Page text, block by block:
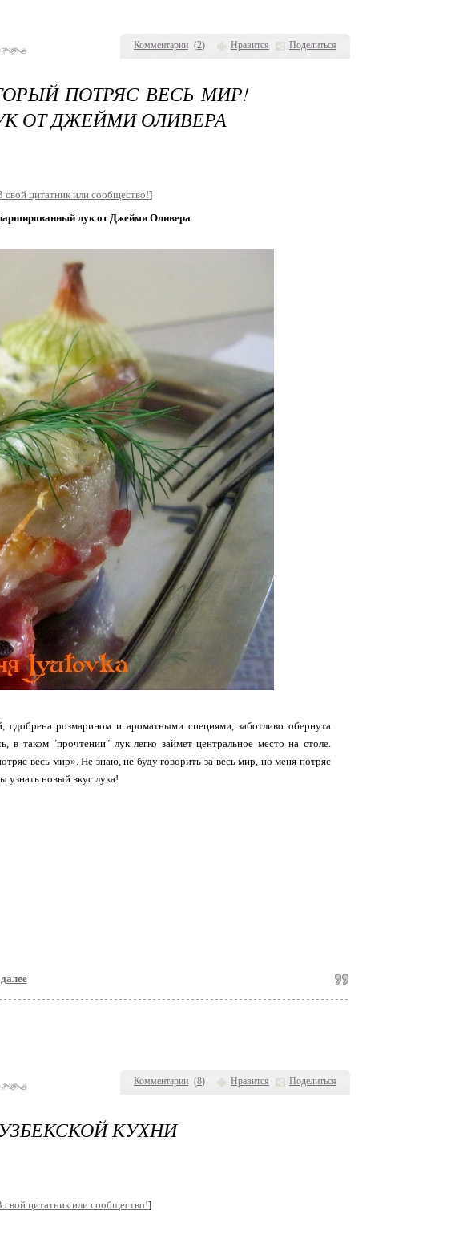
Комментарии (2) Нравится Поделиться
Комментарии (8) Нравится Поделиться
ПОТРЯС ВЕСЬ МИР!
ОТ ДЖЕЙМИ ОЛИВЕРА
свой цитатник или сообщество!]
лук от Джейми Оливера
сдобрена розмарином и ароматными специями, заботливо обернута
в таком "прочтении" лук легко займет центральное место на столе.
весь мир». Не знаю, не буду говорить за весь мир, но меня потряс
узнать новый вкус лука!
далее
КУХНИ
свой цитатник или сообщество!]